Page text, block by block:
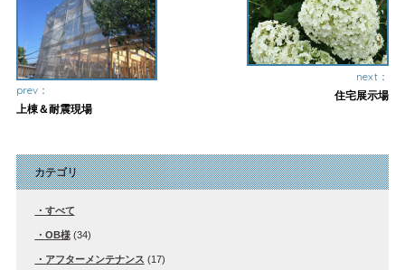
prev：
上棟＆耐震現場
next：
住宅展示場
カテゴリ
すべて
OB様(34)
アフターメンテナンス (17)